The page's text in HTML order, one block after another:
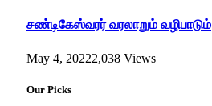
சண்டிகேஸ்வரர் வரலாறும் வழிபாடும்
May 4, 20222,038 Views
Our Picks